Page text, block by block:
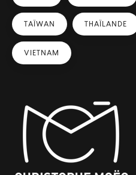
TAÏWAN THAÏLANDE
VIETNAM